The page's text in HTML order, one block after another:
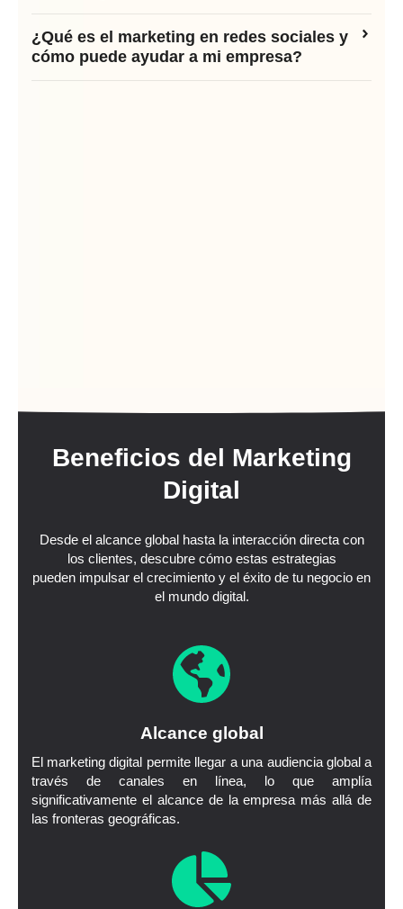
¿Qué es el marketing en redes sociales y
cómo puede ayudar a mi empresa?
Beneficios del Marketing
Digital
Desde el alcance global hasta la interacción directa con
los clientes, descubre cómo estas estrategias
pueden impulsar el crecimiento y el éxito de tu negocio en
el mundo digital.
Alcance global​
El marketing digital permite llegar a una audiencia global a
través de canales en línea, lo que amplía
significativamente el alcance de la empresa más allá de
las fronteras geográficas.